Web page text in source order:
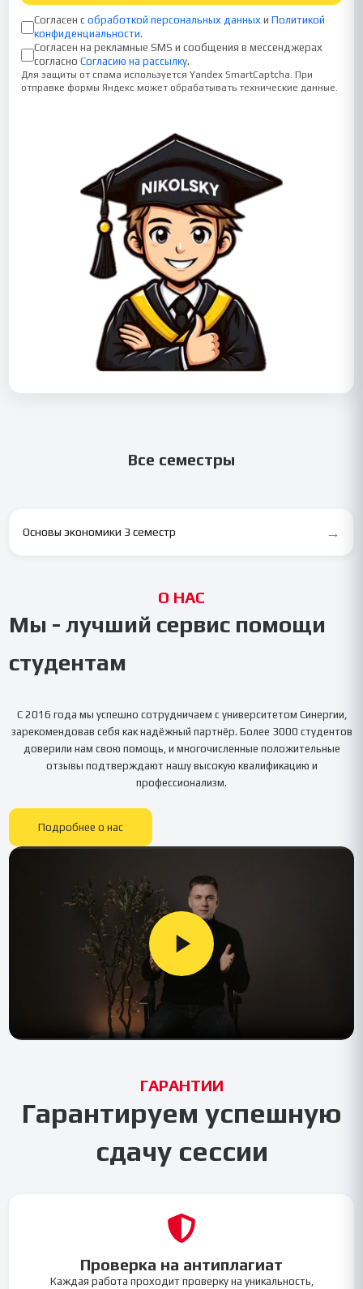
Согласен с обработкой персональных данных и Политикой
конфиденциальности.
Согласен на рекламные SMS и сообщения в мессенджерах
согласно Согласию на рассылку.
Для защиты от спама используется Yandex SmartCaptcha. При
отправке формы Яндекс может обрабатывать технические данные.
Все семестры
Основы экономики 3 семестр →
О НАС
Мы - лучший сервис помощи
студентам
С 2016 года мы успешно сотрудничаем с университетом Синергии
зарекомендовав себя как надёжный партнёр. Более 3000 студентов
доверили нам свою помощь, и многочисленные положительные
отзывы подтверждают нашу высокую квалификацию и
профессионализм.
Подробнее о нас
ГАРАНТИИ
Гарантируем успешную
сдачу сессии
Проверка на антиплагиат
Каждая работа проходит проверку на уникальность,